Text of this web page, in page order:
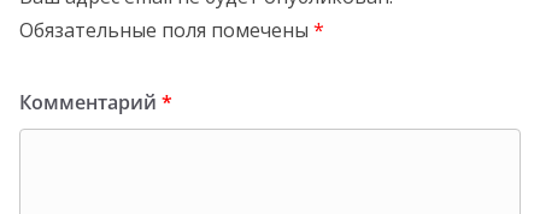
Обязательные поля помечены *
Комментарий *